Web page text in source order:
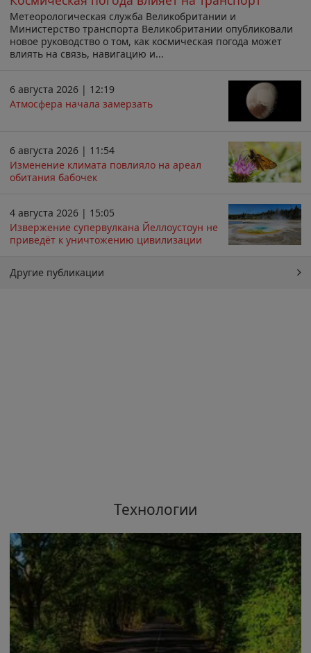
Метеорологическая служба Великобритании и
Министерство транспорта Великобритании опубликовали
новое руководство о том, как космическая погода может
влиять на связь, навигацию и...
6 августа 2026 | 12:19
Атмосфера начала замерзать
6 августа 2026 | 11:54
Изменение климата повлияло на ареал
обитания бабочек
4 августа 2026 | 15:05
Извержение супервулкана Йеллоустоун не
приведёт к уничтожению цивилизации
Другие публикации
Технологии